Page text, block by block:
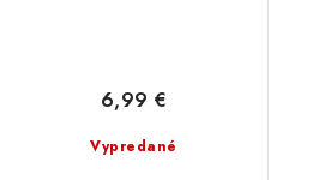
Vypredané
6,99 €